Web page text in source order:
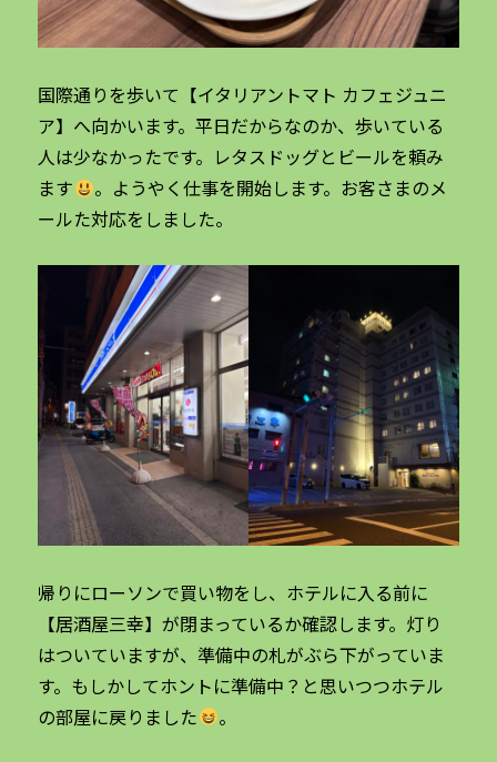
国際通りを歩いて【イタリアントマト カフェジュニ
ア】へ向かいます。平日だからなのか、歩いている
人は少なかったです。レタスドッグとビールを頼み
ます
。ようやく仕事を開始します。お客さまのメ
ールた対応をしました。
帰りにローソンで買い物をし、ホテルに入る前に
【居酒屋三幸】が閉まっているか確認します。灯り
はついていますが、準備中の札がぶら下がっていま
す。もしかしてホントに準備中？と思いつつホテル
の部屋に戻りました
。